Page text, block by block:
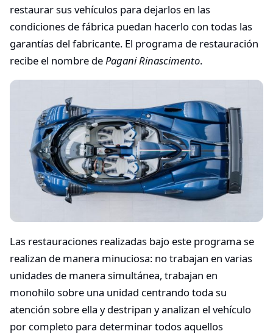
restaurar sus vehículos para dejarlos en las
condiciones de fábrica puedan hacerlo con todas las
garantías del fabricante. El programa de restauración
recibe el nombre dePagani Rinascimento.
Las restauraciones realizadas bajo este programa se
realizan de manera minuciosa: no trabajan en varias
unidades de manera simultánea, trabajan en
monohilo sobre una unidad centrando toda su
atención sobre ella y destripan y analizan el vehículo
por completo para determinar todos aquellos